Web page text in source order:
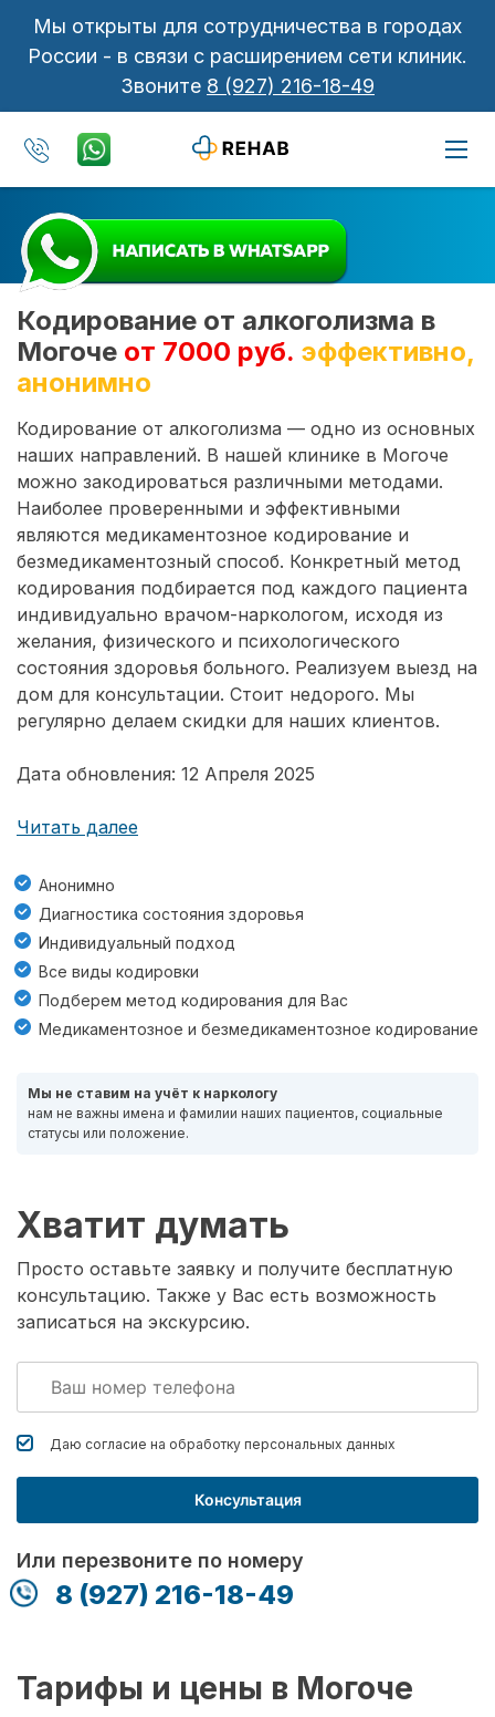
Мы открыты для сотрудничества в городах
России - в связи с расширением сети клиник.
Звоните 8 (927) 216-18-49
Кодирование от алкоголизма в
Могоче от 7000 руб. эффективно,
анонимно
Кодирование от алкоголизма — одно из основных
наших направлений. В нашей клинике в Могоче
можно закодироваться различными методами.
Наиболее проверенными и эффективными
являются медикаментозное кодирование и
безмедикаментозный способ. Конкретный метод
кодирования подбирается под каждого пациента
индивидуально врачом-наркологом, исходя из
желания, физического и психологического
состояния здоровья больного. Реализуем выезд на
дом для консультации. Стоит недорого. Мы
регулярно делаем скидки для наших клиентов.
Дата обновления: 12 Апреля 2025
Читать далее
Анонимно
Диагностика состояния здоровья
Индивидуальный подход
Все виды кодировки
Подберем метод кодирования для Вас
Медикаментозное и безмедикаментозное кодирование
Мы не ставим на учёт к наркологу
нам не важны имена и фамилии наших пациентов, социальные
статусы или положение.
Хватит думать
Просто оставьте заявку и получите бесплатную
консультацию. Также у Вас есть возможность
записаться на экскурсию.
Даю согласие на обработку персональных данных
Консультация
Или перезвоните по номеру
8 (927) 216-18-49
Тарифы и цены в Могоче